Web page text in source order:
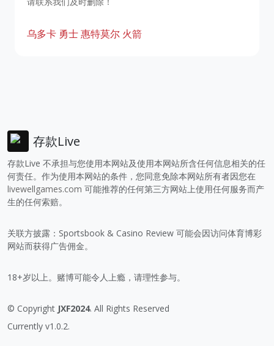
乌多卡 勇士惠特莫尔 火箭
存款Live
存款Live 不承担与您使用本网站及使用本网站所含任何信息相关的任
何责任。作为使用本网站的条件，您同意免除本网站所有者因您在
livewellgames.com 可能推荐的任何第三方网站上使用任何服务而产
生的任何索赔。
关联方披露：Sportsbook & Casino Review 可能会因访问体育博彩
网站而获得广告佣金。
18+岁以上。赌博可能令人上瘾，请理性参与。
© Copyright JXF2024. All Rights Reserved
Currently v1.0.2.